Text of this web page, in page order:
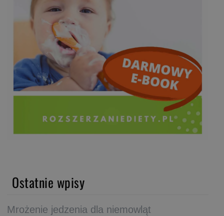
Ostatnie wpisy
Mrożenie jedzenia dla niemowląt